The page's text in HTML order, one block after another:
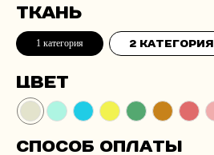
Ткань
1 категория 2 категория
Цвет